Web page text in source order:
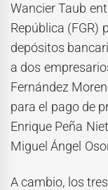
Wancier Taub
República (FGR)
depósitos
a dos
Fernández
para el pago de
Enrique Peña
Miguel Ángel
A cambio, los